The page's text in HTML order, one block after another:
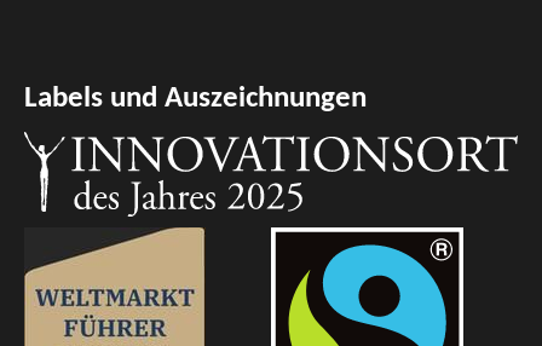
Labels und Auszeichnungen